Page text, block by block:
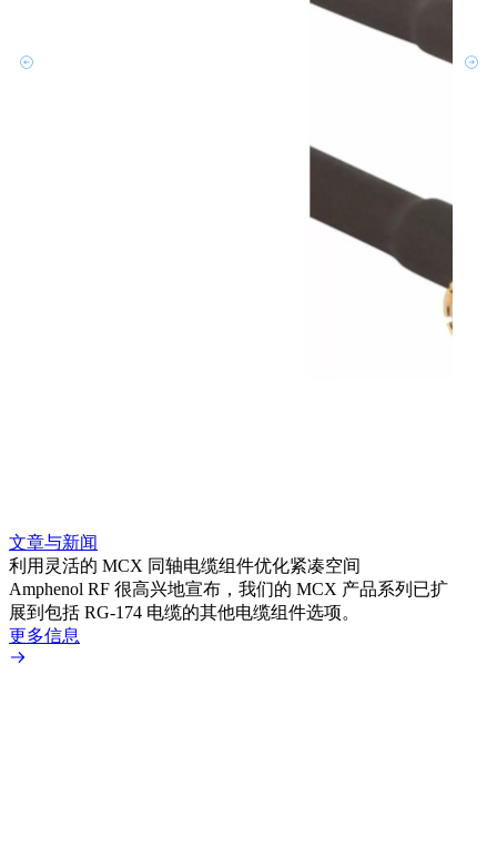
文章与新闻
利用灵活的 MCX 同轴电缆组件优化紧凑空间
Amphenol RF 很高兴地宣布，我们的 MCX 产品系列已扩
展到包括 RG-174 电缆的其他电缆组件选项。
更多信息